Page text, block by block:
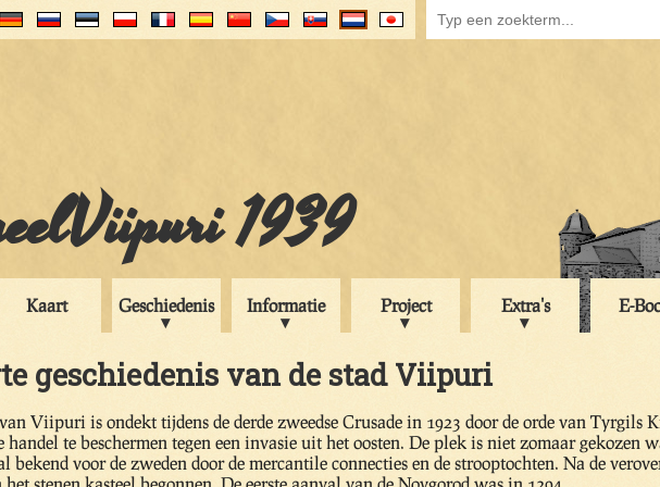
1939
Kaart Geschiedenis Informatie Project Extra's E-
geschiedenis van de stad Viipuri
Viipuri is ondekt tijdens de derde zweedse Crusade in 1923 door de orde van Tyrgils
handel te beschermen tegen een invasie uit het oosten. De plek is niet zomaar gekozen
bekend voor de zweden door de mercantile connecties en de strooptochten. Na de